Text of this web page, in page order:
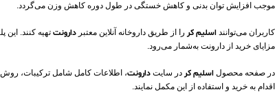
موجب افزایش توان بدنی و کاهش خستگی در طول دوره کاهش وزن می‌گردد.
کاربران می‌توانند اسلیم کر را از طریق داروخانه آنلاین معتبر دارونت تهیه کنند.
مزایای خرید از دارونت به‌شمار می‌رود.
در صفحه محصول اسلیم کر در سایت دارونت، اطلاعات کامل شامل ترکیبات،
اقدام به خرید و استفاده از این مکمل نمایند.